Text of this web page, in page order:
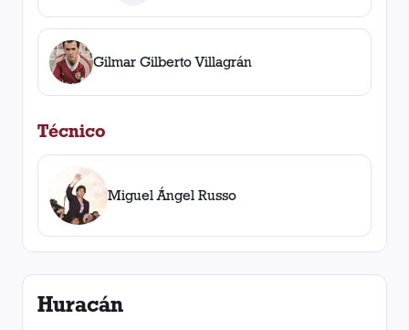
Gilmar Gilberto Villagrán
Técnico
Miguel Ángel Russo
Huracán